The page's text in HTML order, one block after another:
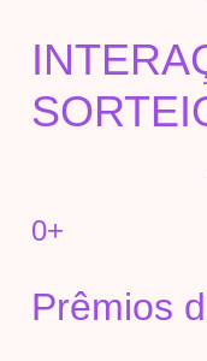
0+
Prêmios